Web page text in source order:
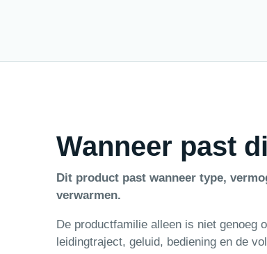
Wanneer past
Dit product past wanneer type,
verwarmen.
De productfamilie alleen is niet genoeg
leidingtraject, geluid, bediening en de